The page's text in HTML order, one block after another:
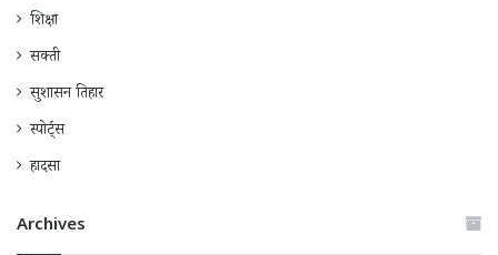
शिक्षा
सक्ती
सुशासन तिहार
स्पोर्ट्स
हादसा
Archives